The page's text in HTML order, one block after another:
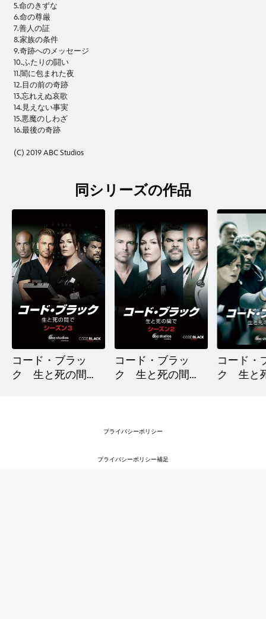
5.命のきずな
6.命の尊厳
7.善人の証
8.家族の条件
9.奇跡へのメッセージ
10.ふたりの闘い
11.闇に包まれた夜
12.目の前の奇跡
13.忘れえぬ哀歌
14.見えない事実
15.悪魔のしわざ
16.最後の奇跡
(C) 2019 ABC Studios
同シリーズの作品
コード・ブラッ
ク 生と死の間
コード・ブラッ
ク 生と死の間
コード・
ク 生と
プライバシーポリシー
プライバシーポリシー補足